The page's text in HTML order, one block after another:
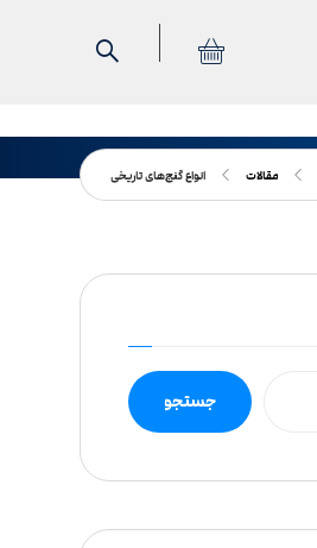
مقالات انواع گنج‌های تاریخی